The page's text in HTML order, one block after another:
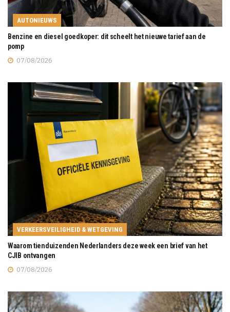
AUTONIEUWS
Benzine en diesel goedkoper: dit scheelt het nieuwe tarief aan de
pomp
07/08/2026
VERKEERSVEILIGHEID & WETGEVING
Waarom tienduizenden Nederlanders deze week een brief van het
CJIB ontvangen
07/08/2026